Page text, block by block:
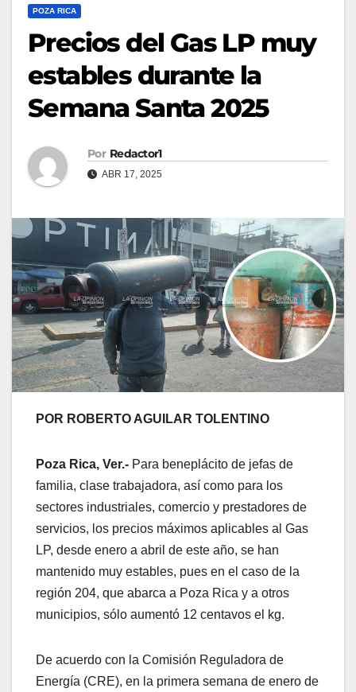
POZA RICA
Precios del Gas LP muy
estables durante la
Semana Santa 2025
Por Redactor1
ABR 17, 2025
POR ROBERTO AGUILAR TOLENTINO
Poza Rica, Ver.- Para beneplácito de jefas de
familia, clase trabajadora, así como para los
sectores industriales, comercio y prestadores de
servicios, los precios máximos aplicables al Gas
LP, desde enero a abril de este año, se han
mantenido muy estables, pues en el caso de la
región 204, que abarca a Poza Rica y a otros
municipios, sólo aumentó 12 centavos el kg.
De acuerdo con la Comisión Reguladora de
Energía (CRE), en la primera semana de enero de